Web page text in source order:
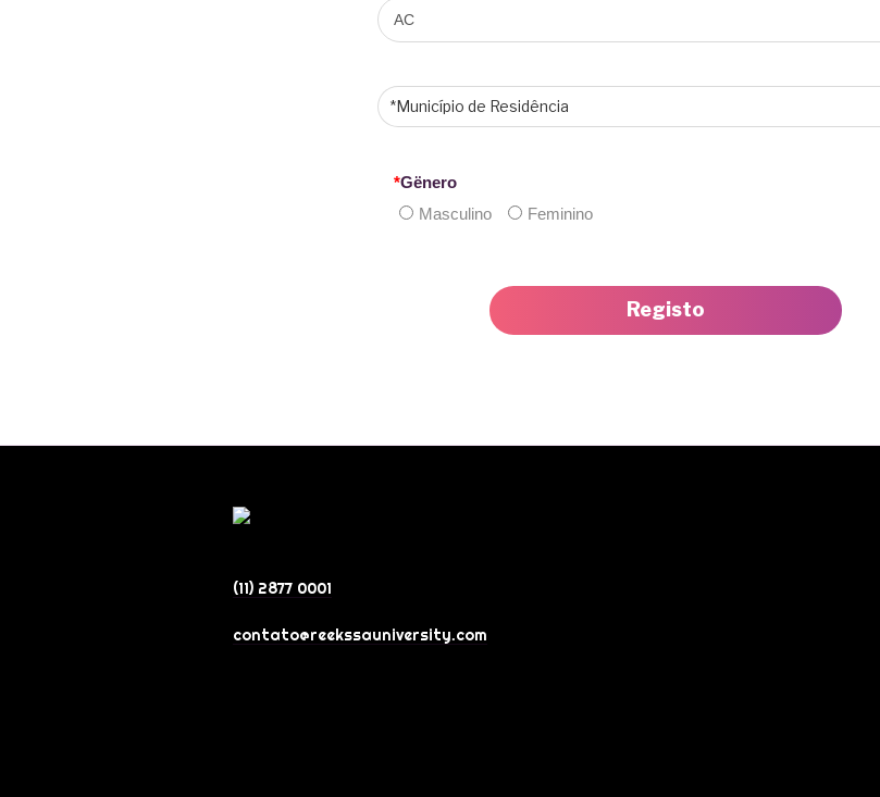
*Gënero
Masculino
Feminino
(11) 2877 0001
contato@reekssauniversity.com